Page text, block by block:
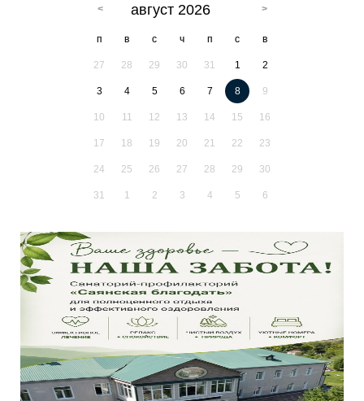
август 2026
п в с ч п с в
27 28 29 30 31 1 2
3 4 5 6 7 8 9
10 11 12 13 14 15 16
17 18 19 20 21 22 23
24 25 26 27 28 29 30
31 1 2 3 4 5 6